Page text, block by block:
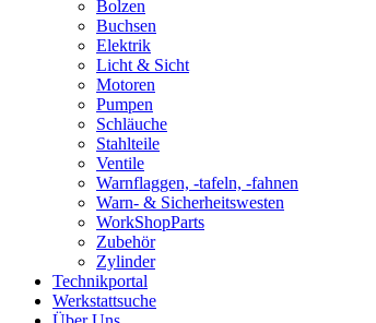
Bolzen
Buchsen
Elektrik
Licht & Sicht
Motoren
Pumpen
Schläuche
Stahlteile
Ventile
Warnflaggen, -tafeln, -fahnen
Warn- & Sicherheitswesten
WorkShopParts
Zubehör
Zylinder
Technikportal
Werkstattsuche